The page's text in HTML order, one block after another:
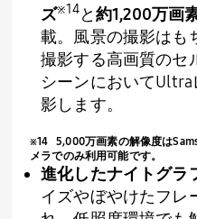
ズ※14と約1,200万画
載。風景の撮影はも
撮影する高画質のセ
シーンにおいてUltra
影します。
※14 5,000万画素の解像度は
メラでのみ利用可能です。
進化したナイトグラ
イズやぼやけたフレ